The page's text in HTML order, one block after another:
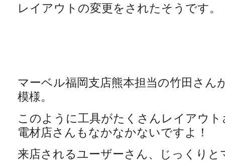
レイアウトの変更をされたそうです。
マーベル福岡支店熊本担当の竹田さん
模様。
このように工具がたくさんレイアウ
電材店さんもなかなかないですよ！
来店されるユーザーさん、じっくり